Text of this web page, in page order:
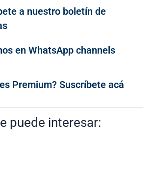
a nuestro boletín de
en WhatsApp channels
Premium? Suscríbete acá
puede interesar: